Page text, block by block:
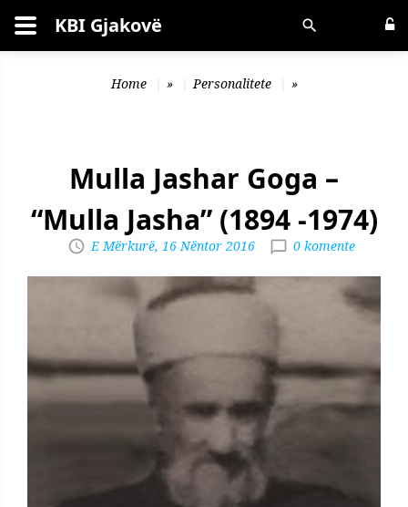
Kërko KBI Gjakovë
Home » Personalitete »
Mulla Jashar Goga –
“Mulla Jasha” (1894 -1974)
E Mërkurë, 16 Nëntor 2016 0 komente